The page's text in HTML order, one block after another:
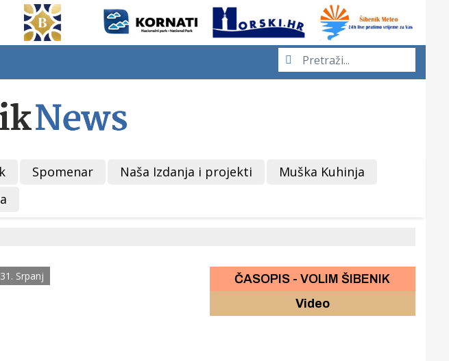
Spomenar Naša Izdanja i projekti
Muška Kuhinja
31. Srpanj
ČASOPIS - VOLIM ŠIBENIK
Video